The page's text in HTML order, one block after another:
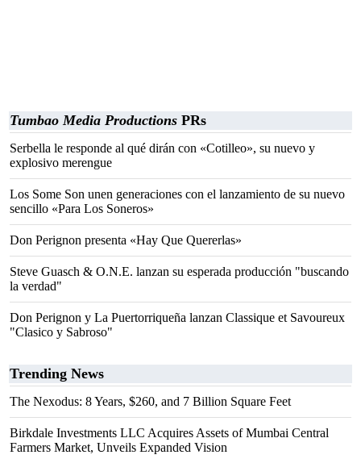
Tumbao Media Productions PRs
Serbella le responde al qué dirán con «Cotilleo», su nuevo y
explosivo merengue
Los Some Son unen generaciones con el lanzamiento de su nuevo
sencillo «Para Los Soneros»
Don Perignon presenta «Hay Que Quererlas»
Steve Guasch & O.N.E. lanzan su esperada producción "buscando
la verdad"
Don Perignon y La Puertorriqueña lanzan Classique et Savoureux
"Clasico y Sabroso"
Trending News
The Nexodus: 8 Years, $260, and 7 Billion Square Feet
Birkdale Investments LLC Acquires Assets of Mumbai Central
Farmers Market, Unveils Expanded Vision